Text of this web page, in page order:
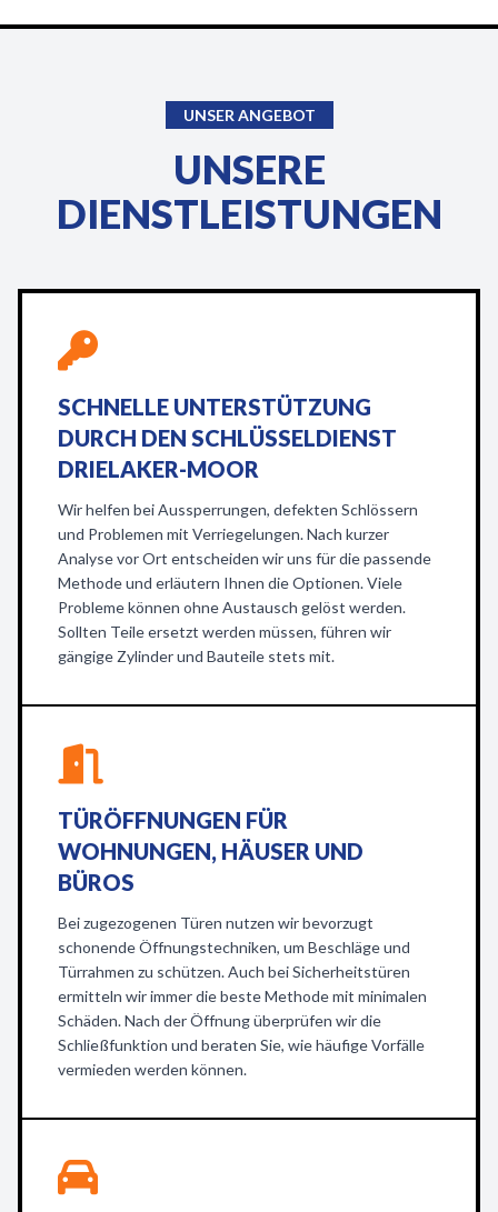
UNSER ANGEBOT
UNSERE
DIENSTLEISTUNGEN
SCHNELLE UNTERSTÜTZUNG
DURCH DEN SCHLÜSSELDIENST
DRIELAKER-MOOR
Wir helfen bei Aussperrungen, defekten Schlössern
und Problemen mit Verriegelungen. Nach kurzer
Analyse vor Ort entscheiden wir uns für die passende
Methode und erläutern Ihnen die Optionen. Viele
Probleme können ohne Austausch gelöst werden.
Sollten Teile ersetzt werden müssen, führen wir
gängige Zylinder und Bauteile stets mit.
TÜRÖFFNUNGEN FÜR
WOHNUNGEN, HÄUSER UND
BÜROS
Bei zugezogenen Türen nutzen wir bevorzugt
schonende Öffnungstechniken, um Beschläge und
Türrahmen zu schützen. Auch bei Sicherheitstüren
ermitteln wir immer die beste Methode mit minimalen
Schäden. Nach der Öffnung überprüfen wir die
Schließfunktion und beraten Sie, wie häufige Vorfälle
vermieden werden können.